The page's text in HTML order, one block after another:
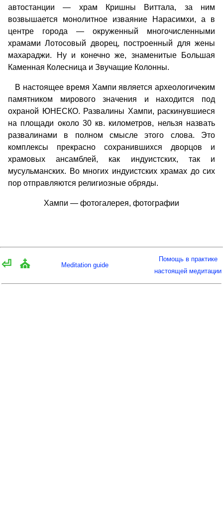
автостанции — храм Кришны Виттала, за ним
возвышается монолитное изваяние Нарасимхи, а в
центре города — окруженный многочисленными
храмами Лотосовый дворец, построенный для жены
махараджи. Ну и конечно же, знаменитые Большая
Каменная Колесница и Звучащие Колонны.
В настоящее время Хампи является археологичеким
памятником мирового значения и находится под
охраной ЮНЕСКО. Развалины Хампи, раскинувшиеся
на площади около 30 кв. километров, нельзя назвать
развалинами в полном смысле этого слова. Это
комплексы прекрасно сохранившихся дворцов и
храмовых ансамблей, как индуистских, так и
мусульманских. Во многих индуистских храмах до сих
пор отправляются религиозные обряды.
Хампи — фотогалерея, фотографии
⏎ ⛪ Meditation guide
Помощь в практике
настоящей медитации